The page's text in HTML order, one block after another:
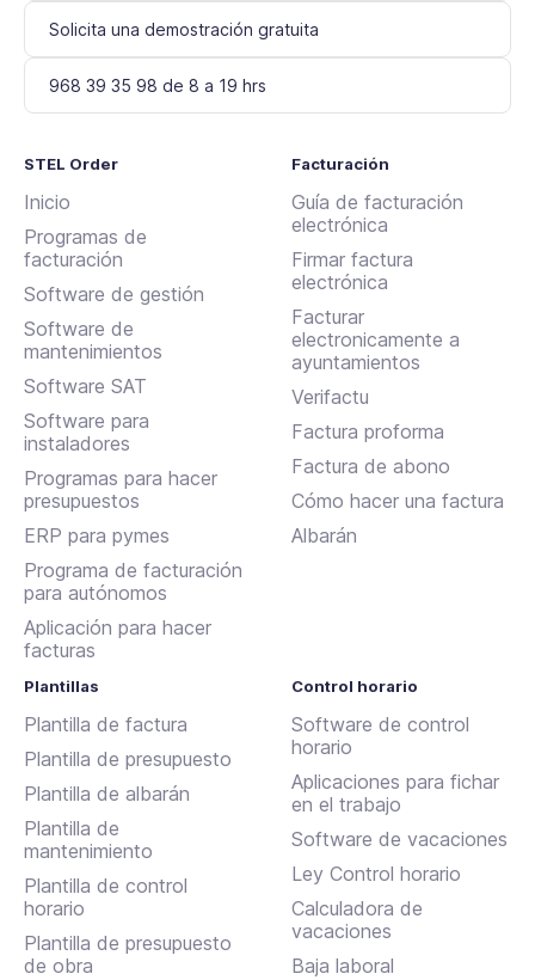
Solicita una demostración gratuita
968 39 35 98 de 8 a 19 hrs
STEL Order
Inicio
Programas de
facturación
Software de gestión
Software de
mantenimientos
Software SAT
Software para
instaladores
Programas para hacer
presupuestos
ERP para pymes
Programa de facturación
para autónomos
Aplicación para hacer
facturas
Facturación
Guía de facturación
electrónica
Firmar factura
electrónica
Facturar
electronicamente a
ayuntamientos
Verifactu
Factura proforma
Factura de abono
Cómo hacer una factura
Albarán
Plantillas
Plantilla de factura
Plantilla de presupuesto
Plantilla de albarán
Plantilla de
mantenimiento
Plantilla de control
horario
Plantilla de presupuesto
de obra
Control horario
Software de control
horario
Aplicaciones para fichar
en el trabajo
Software de vacaciones
Ley Control horario
Calculadora de
vacaciones
Baja laboral